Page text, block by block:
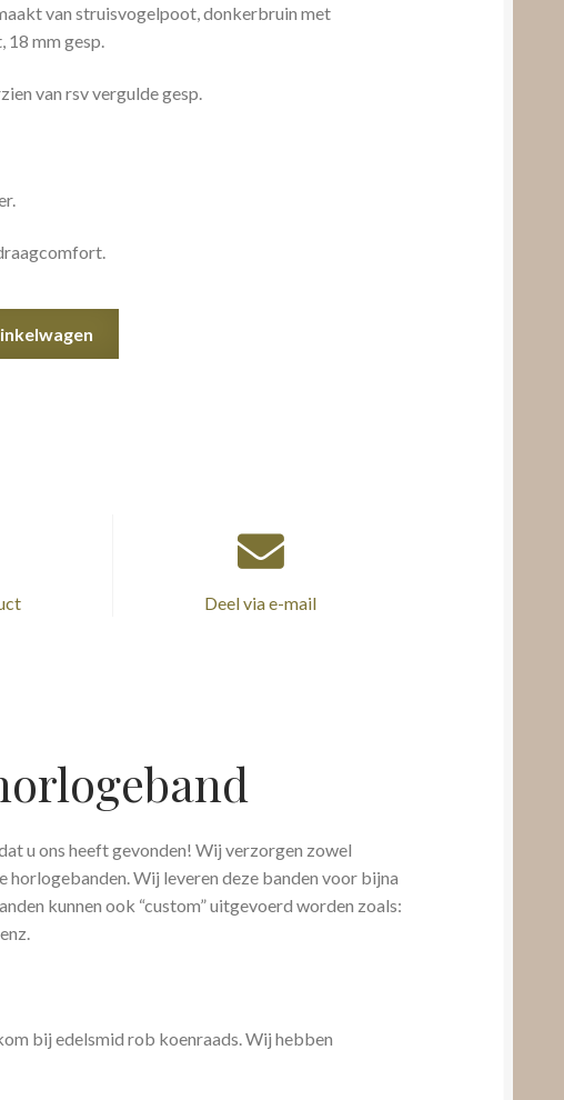
van struisvogelpoot, donkerbruin met
mm gesp.
van rsv vergulde gesp.
Deel via e-mail
u ons heeft gevonden! Wij verzorgen zowel
Wij leveren deze banden voor bijna
kunnen ook “custom” uitgevoerd worden zoals:
bij edelsmid rob koenraads. Wij hebben